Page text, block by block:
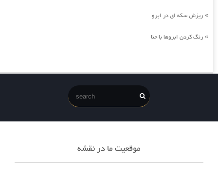
» ریزش سکه ای در ابرو
» رنگ کردن ابروها با حنا
موقعیت ما در نقشه